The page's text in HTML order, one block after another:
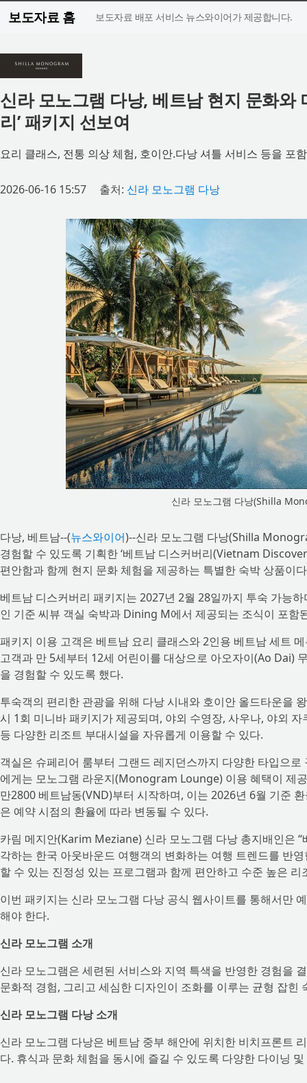
보도자료 홈 보도자료 배포 서비스 뉴스와이어가 제공합니다.
신라 모노그램 다낭, 베트남 현지 문화와
리’ 패키지 선보여
요리 클래스, 전통 의상 체험, 호이안.다낭 셔틀 서비스 등을 포
2026-06-16 15:57 출처: 신라 모노그램 다낭
신라 모노그램 다낭(Shilla
다낭, 베트남--(뉴스와이어)--신라 모노그램 다낭(Shilla
경험할 수 있도록 기획한 ‘베트남 디스커버리(Vietnam
편안함과 함께 현지 문화 체험을 제공하는 특별한 숙박 상품이
베트남 디스커버리 패키지는 2027년 2월 28일까지 투숙 가능
인 기준 씨뷰 객실 숙박과 Dining M에서 제공되는 조식이 포함
패키지 이용 고객은 베트남 요리 클래스와 2인용 베트남 세트
고객과 만 5세부터 12세 어린이를 대상으로 아오자이(Ao Dai)
을 경험할 수 있도록 했다.
투숙객의 편리한 관광을 위해 다낭 시내와 호이안 올드타운을
시 1회 미니바 패키지가 제공되며, 야외 수영장, 사우나, 야외
등 다양한 리조트 부대시설을 자유롭게 이용할 수 있다.
객실은 슈페리어 룸부터 그랜드 레지던스까지 다양한 타입으
에게는 모노그램 라운지(Monogram Lounge) 이용 혜택이 제
만2800 베트남동(VND)부터 시작하며, 이는 2026년 6월 기준
은 예약 시점의 환율에 따라 변동될 수 있다.
카림 메지안(Karim Meziane) 신라 모노그램 다낭 총지배인은
각하는 한국 아웃바운드 여행객의 변화하는 여행 트렌드를 반
할 수 있는 진정성 있는 프로그램과 함께 편안하고 수준 높은
이번 패키지는 신라 모노그램 다낭 공식 웹사이트를 통해서만
해야 한다.
신라 모노그램 소개
신라 모노그램은 세련된 서비스와 지역 특색을 반영한 경험을
문화적 경험, 그리고 세심한 디자인이 조화를 이루는 균형 잡힌
신라 모노그램 다낭 소개
신라 모노그램 다낭은 베트남 중부 해안에 위치한 비치프론트
다. 휴식과 문화 체험을 동시에 즐길 수 있도록 다양한 다이닝